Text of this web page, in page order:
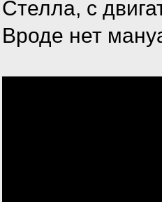
Стелла, с
Вроде нет